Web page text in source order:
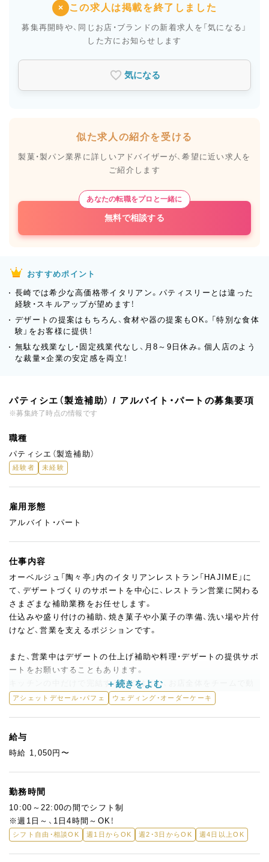
× この求人は掲載を終了しました
募集再開時や、同じお店・ブランドの新着求人を 「気になる」
した方にお知らせします
気になる
似た求人の紹介を受ける
製菓・製パン業界に詳しいアドバイザーが、希望に近い求人を
ご紹介します
あなたの転職をプロと一緒に
無料で相談する
おすすめポイント
長崎では希少な高価格帯イタリアン。パティスリーとは違った
経験・スキルアップが望めます！
デザートの提案はもちろん、食材や器の提案もOK。「特別な食体
験」をお客様に提供！
無駄な残業なし・固定残業代なし、月8～9日休み。個人店のよう
な裁量×企業の安定感を両立！
パティシエ（製造補助） / アルバイト・パートの募集要項
※募集終了時点の情報です
職種
パティシエ（製造補助）
経験者 未経験
雇用形態
アルバイト・パート
仕事内容
オーベルジュ「陶々亭」内のイタリアンレストラン「HAJIME」に
て、デザートづくりのサポートを中心に、レストラン営業に関わる
さまざまな補助業務をお任せします。
仕込みや盛り付けの補助、焼き菓子や小菓子の準備、洗い場や片付
けなど、営業を支えるポジションです。
また、営業中はデザートの仕上げ補助や料理・デザートの提供サポ
ートをお願いすることもあります。
キッチンの中だけで完結するのではなく、お店全体をチームで動
かしていく感覚を持ちながら働けるのが特徴です。
まずはできることから少しずつお任せしていくので、洋菓子や飲
食の仕事に興味がある方、将来に向けて現場経験を積みたい方も
アシェットデセール・パフェ ウェディング・オーダーケーキ
給与
時給 1,050円〜
勤務時間
10:00～22:00の間でシフト制
※週1日～、1日4時間～OK！
シフト自由・相談OK 週1日からOK 週2・3日からOK 週4日以上OK